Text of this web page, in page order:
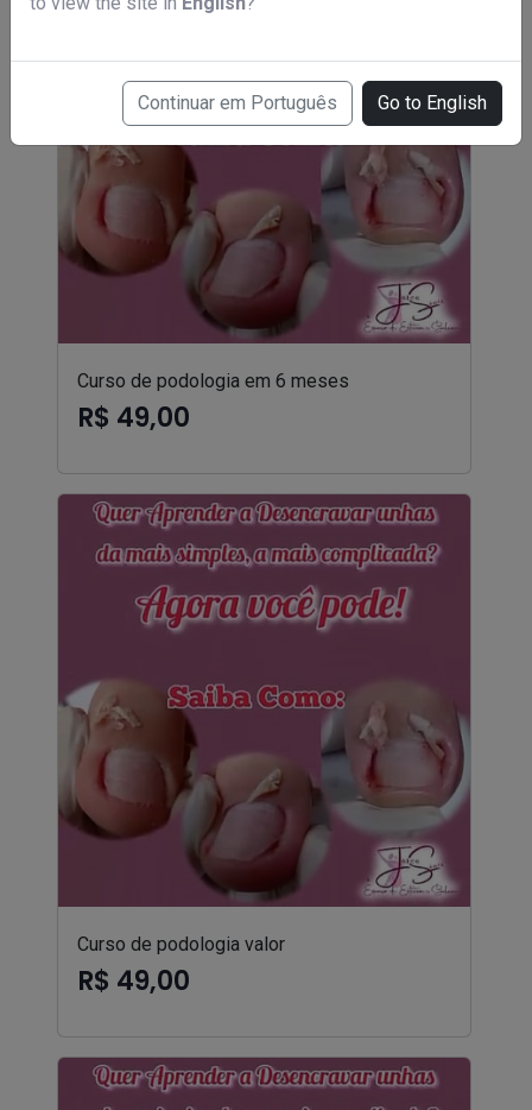
Continuar em Português Go to English
Curso de podologia em 6 meses
R$ 49,00
Curso de podologia valor
R$ 49,00